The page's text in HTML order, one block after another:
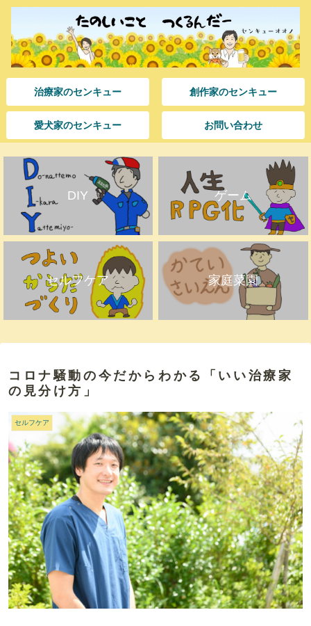
治療家のセンキュー 創作家のセンキュー
愛犬家のセンキュー お問い合わせ
DIY ゲーム
セルフケア 家庭菜園
コロナ騒動の今だからわかる「いい治療家
の見分け方」
セルフケア